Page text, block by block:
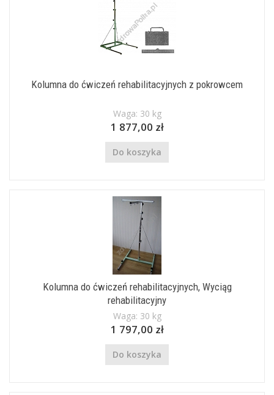
Kolumna do ćwiczeń rehabilitacyjnych z pokrowcem
Waga: 30 kg
1 877,00 zł
Do koszyka
Kolumna do ćwiczeń rehabilitacyjnych, Wyciąg
rehabilitacyjny
Waga: 30 kg
1 797,00 zł
Do koszyka